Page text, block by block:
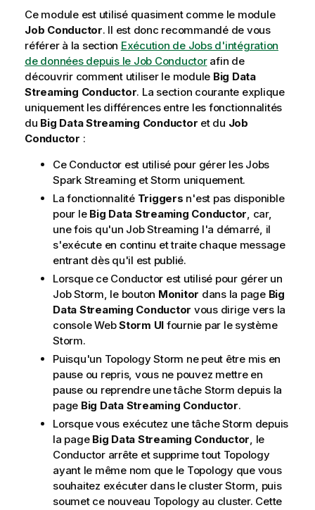
Ce module est utilisé quasiment comme le module
Job Conductor. Il est donc recommandé de vous
référer à la section Exécution de Jobs d'intégration
de données depuis le Job Conductorafin de
découvrir comment utiliser le module Big Data
Streaming Conductor. La section courante explique
uniquement les différences entre les fonctionnalités
du Big Data Streaming Conductor et du Job
Conductor :
Ce Conductor est utilisé pour gérer les Jobs
Spark Streaming et Storm uniquement.
La fonctionnalité Triggers n'est pas disponible
pour le Big Data Streaming Conductor, car,
une fois qu'un Job Streaming l'a démarré, il
s'exécute en continu et traite chaque message
entrant dès qu'il est publié.
Lorsque ce Conductor est utilisé pour gérer un
Job Storm, le bouton Monitor dans la page Big
Data Streaming Conductor vous dirige vers la
console WebStorm UI fournie par le système
Storm.
Puisqu'un Topology Storm ne peut être mis en
pause ou repris, vous ne pouvez mettre en
pause ou reprendre une tâche Storm depuis la
page Big Data Streaming Conductor.
Lorsque vous exécutez une tâche Storm depuis
la page Big Data Streaming Conductor, le
Conductor arrête et supprime tout Topology
ayant le même nom que le Topology que vous
souhaitez exécuter dans le cluster Storm, puis
soumet ce nouveau Topology au cluster. Cette